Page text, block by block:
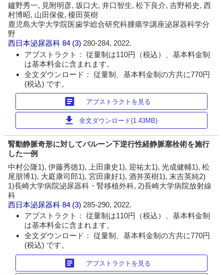
鑪野秀一, 見附明彦, 坂口大, 井口智生, 松下良介, 吉野裕史, 西
村博昭, 山田保俊, 榎田英樹
鹿児島大学大学院医歯学総合研究科腫瘍学講座泌尿器科学分
野
西日本泌尿器科 84 (3) 280-284, 2022.
アブストラクト： 従量制は110円（税込）、基本料金制
は基本料金に含まれます。
全文ダウンロード： 従量制、基本料金制の方共に770円
(税込) です。
article アブストラクトを見る
download 全文ダウンロード(1.43MB)
腎動静脈奇形に対してバルーン下逆行性経静脈塞栓術を施行
した一例
中村公隆1), 伊藤秀徳1), 上田康史1), 迎祐太1), 光成健輔1), 松
尾朋博1), 大庭康司郎1), 宮田康好1), 酒井英樹1), 末吉英純2)
1)長崎大学病院泌尿器科・腎移植外科, 2)長崎大学病院放射線
科
西日本泌尿器科 84 (3) 285-290, 2022.
アブストラクト： 従量制は110円（税込）、基本料金制
は基本料金に含まれます。
全文ダウンロード： 従量制、基本料金制の方共に770円
(税込) です。
article アブストラクトを見る